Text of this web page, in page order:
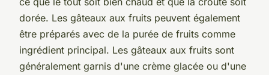
dorée. Les gâteaux aux fruits peuvent également
être préparés avec de la purée de fruits comme
ingrédient principal. Les gâteaux aux fruits sont
généralement garnis d'une crème glacée ou d'une